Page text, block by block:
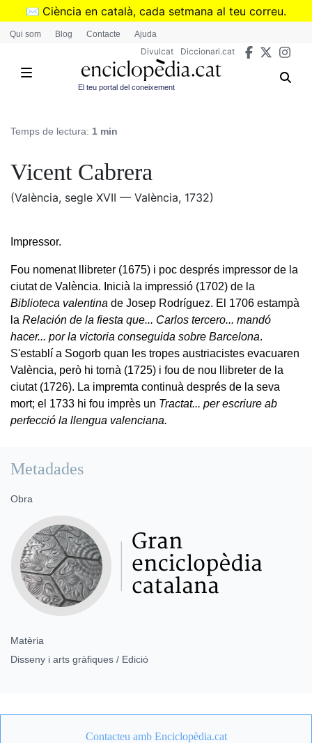
Vés
✉️ Ciència en català, cada setmana al teu correu.
➜Subscriu-te al butlletí de Divulcat
Qui som Blog Contacte Ajuda
Divulcat Diccionari.cat
El teu portal del coneixement
Temps de lectura: 1 min
Vicent Cabrera
(València, segle XVII — València, 1732)
Impressor.
Fou nomenat llibreter (1675) i poc després impressor de la
ciutat de València. Inicià la impressió (1702) de la
Biblioteca valentina de Josep Rodríguez. El 1706 estampà
la Relación de la fiesta que... Carlos tercero... mandó
hacer... por la victoria conseguida sobre Barcelona.
S'establí a Sogorb quan les tropes austriacistes evacuaren
València, però hi tornà (1725) i fou de nou llibreter de la
ciutat (1726). La impremta continuà després de la seva
mort; el 1733 hi fou imprès un Tractat... per escriure ab
perfecció la llengua valenciana.
Metadades
Obra
Matèria
Disseny i arts gràfiques / Edició
Contacteu amb Enciclopèdia.cat